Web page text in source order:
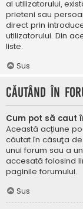
al utilizatorului,
prieteni sau
direct prin
utilizatorului. Din
liste.
Sus
Căutând în
Cum pot să caut
Această acțiune
căutat în căsuţa
unui forum sau a
accesată folosind
paginile forumului.
Sus